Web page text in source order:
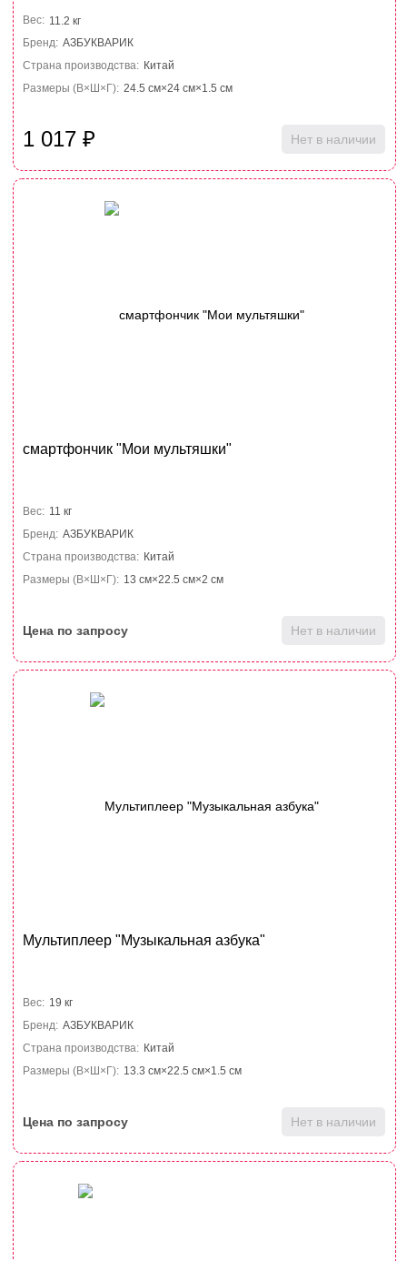
Вес: 11.2 кг
Бренд: АЗБУКВАРИК
Страна производства: Китай
Размеры (В×Ш×Г): 24.5 см×24 см×1.5 см
1 017₽ Нет в наличии
смартфончик "Мои мультяшки"
Вес: 11 кг
Бренд: АЗБУКВАРИК
Страна производства: Китай
Размеры (В×Ш×Г): 13 см×22.5 см×2 см
Цена по запросу Нет в наличии
Мультиплеер "Музыкальная азбука"
Вес: 19 кг
Бренд: АЗБУКВАРИК
Страна производства: Китай
Размеры (В×Ш×Г): 13.3 см×22.5 см×1.5 см
Цена по запросу Нет в наличии